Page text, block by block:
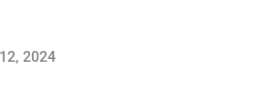
2024